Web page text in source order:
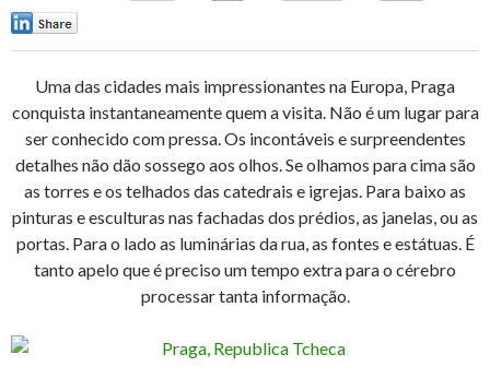
Uma das cidades mais impressionantes na Europa, Praga
conquista instantaneamente quem a visita. Não é um lugar para
ser conhecido com pressa. Os incontáveis e surpreendentes
detalhes não dão sossego aos olhos. Se olhamos para cima são
as torres e os telhados das catedrais e igrejas. Para baixo as
pinturas e esculturas nas fachadas dos prédios, as janelas, ou as
portas. Para o lado as luminárias da rua, as fontes e estátuas. É
tanto apelo que é preciso um tempo extra para o cérebro
processar tanta informação.